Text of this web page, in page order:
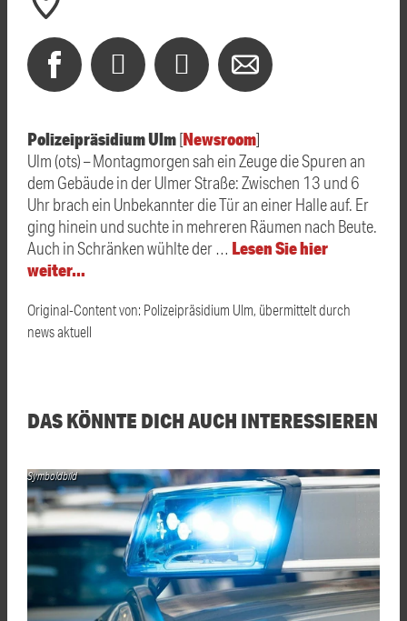
Polizeipräsidium Ulm[Newsroom]
Ulm (ots) – Montagmorgen sah ein Zeuge die Spuren an
dem Gebäude in der Ulmer Straße: Zwischen 13 und 6
Uhr brach ein Unbekannter die Tür an einer Halle auf. Er
ging hinein und suchte in mehreren Räumen nach Beute.
Auch in Schränken wühlte der … Lesen Sie hier
weiter…
Original-Content von: Polizeipräsidium Ulm, übermittelt durch
news aktuell
DAS KÖNNTE DICH AUCH INTERESSIEREN
Symboldbild